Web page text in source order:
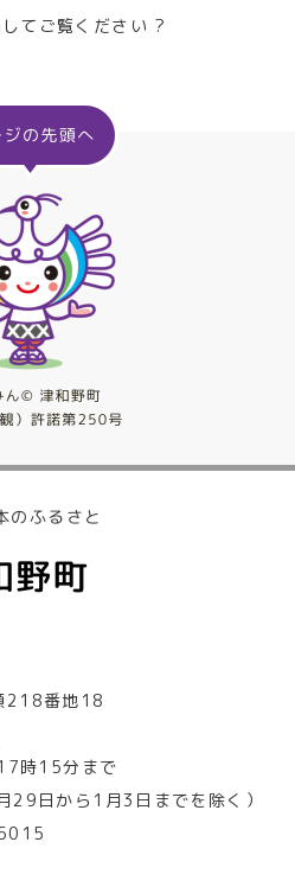
てご覧ください ?
のふるさと
218番地18
時15分まで
29日から1月3日までを除く）